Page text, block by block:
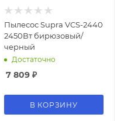
Пылесос Supra VCS-2440
2450Вт бирюзовый/
черный
Достаточно
7 809₽
В КОРЗИНУ